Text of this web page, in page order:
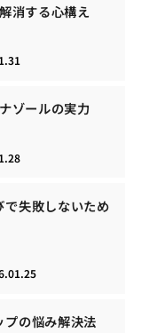
消する心構え
ゾールの実力
失敗しないため
プの悩み解決法